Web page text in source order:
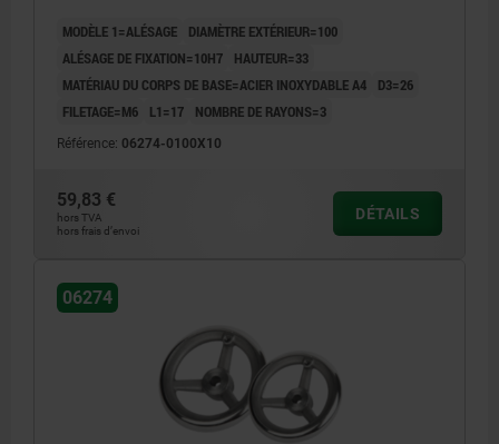
MODÈLE 1=ALÉSAGE
DIAMÈTRE EXTÉRIEUR=100
ALÉSAGE DE FIXATION=10H7
HAUTEUR=33
MATÉRIAU DU CORPS DE BASE=ACIER INOXYDABLE A4
D3=26
FILETAGE=M6
L1=17 NOMBRE DE RAYONS=3
Référence: 06274-0100X10
59,83 €
hors TVA
hors frais d’envoi
DÉTAILS
06274